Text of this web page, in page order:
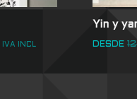
IVA INCL
Yin y
DESDE